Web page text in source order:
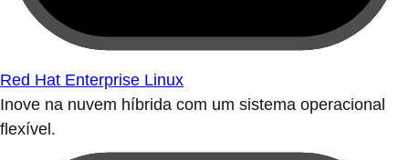
Red Hat Enterprise Linux
Inove na nuvem híbrida com um sistema operacional
flexível.